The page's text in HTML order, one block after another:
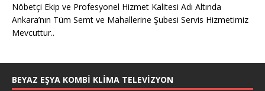
Nöbetçi Ekip ve Profesyonel Hizmet Kalitesi Adı Altında
Ankara’nın Tüm Semt ve Mahallerine Şubesi Servis Hizmetimiz
Mevcuttur..
BEYAZ EŞYA KOMBI KLIMA TELEVIZYON